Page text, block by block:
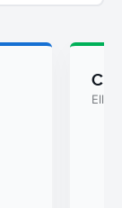
Eller